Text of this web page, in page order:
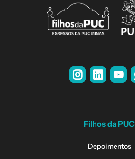
Filhos da PUC
Depoimentos